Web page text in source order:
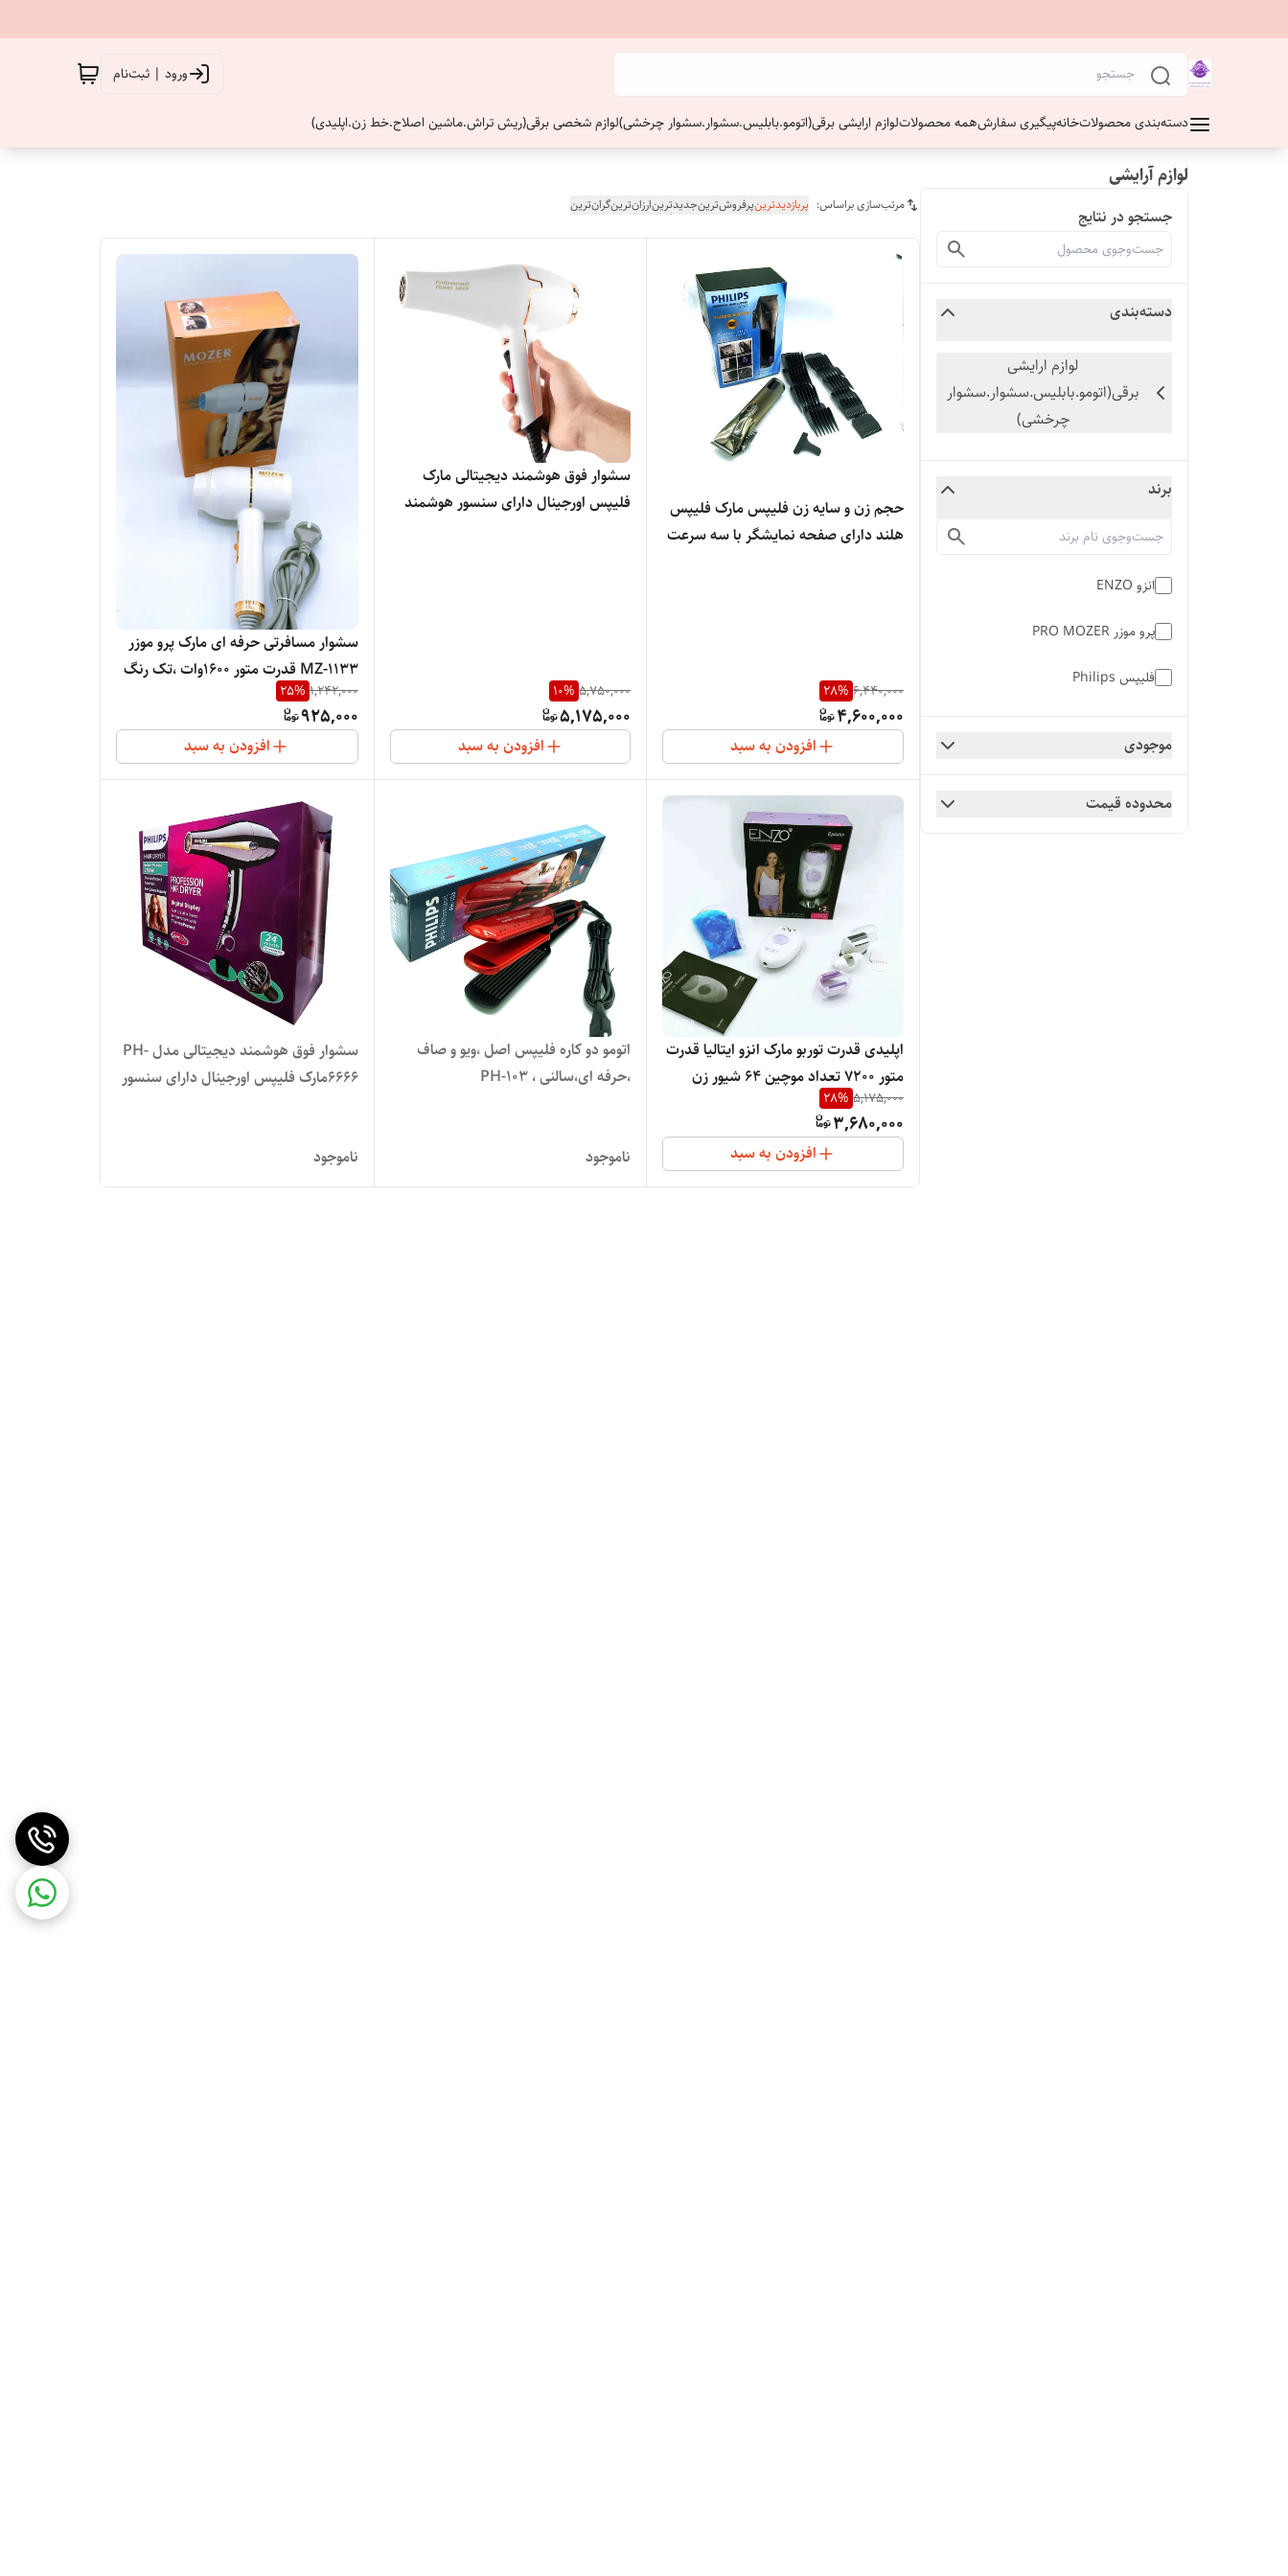
ورود | ثبت‌نام
دسته‌بندی محصولاتخانهپیگیری سفارشهمه محصولاتلوازم ارایشی برقی(اتومو.بابلیس.سشوار.سشوار چرخشی)لوازم شخصی برقی(ریش تراش.ماشین اصلاح.خط زن.اپلیدی)
لوازم آرایشی
جستجو در نتایج
دسته‌بندی
لوازم ارایشی
برقی(اتومو.بابلیس.سشوار.سشوار
چرخشی)
برند
انزو ENZO
پرو موزر PRO MOZER
فلیپس Philips
موجودی
محدوده قیمت
مرتب‌سازی براساس: پربازدیدترینپرفروش‌ترینجدیدترینارزان‌ترینگران‌ترین
حجم زن و سایه زن فلیپس مارک فلیپس
هلند دارای صفحه نمایشگر با سه سرعت
6,440,000
28%
4,600,000
افزودن به سبد
سشوار فوق هوشمند دیجیتالی مارک
فلیپس اورجینال دارای سنسور هوشمند
5,750,000
10%
5,175,000
افزودن به سبد
سشوار مسافرتی حرفه ای مارک پرو موزر
MZ-1133 قدرت متور ۱۶۰۰وات ،تک رنگ
سفید ،متور سیم پیچی ،دارای سه حالت
سر و داغ با گارانتی دو سال
1,242,000
25%
925,000
افزودن به سبد
اپلیدی قدرت توربو مارک انزو ایتالیا قدرت
متور 7200 تعداد موچین 64 شیور زن
(سری بدون درد) جنس موچین تیتانیوم
5,175,000
28%
3,680,000
افزودن به سبد
اتومو دو کاره فلیپس اصل ،ویو و صاف
،حرفه ای،سالنی ، PH-103
ناموجود
سشوار فوق هوشمند دیجیتالی مدل PH-
6666مارک فلیپس اورجینال دارای سنسور
ناموجود